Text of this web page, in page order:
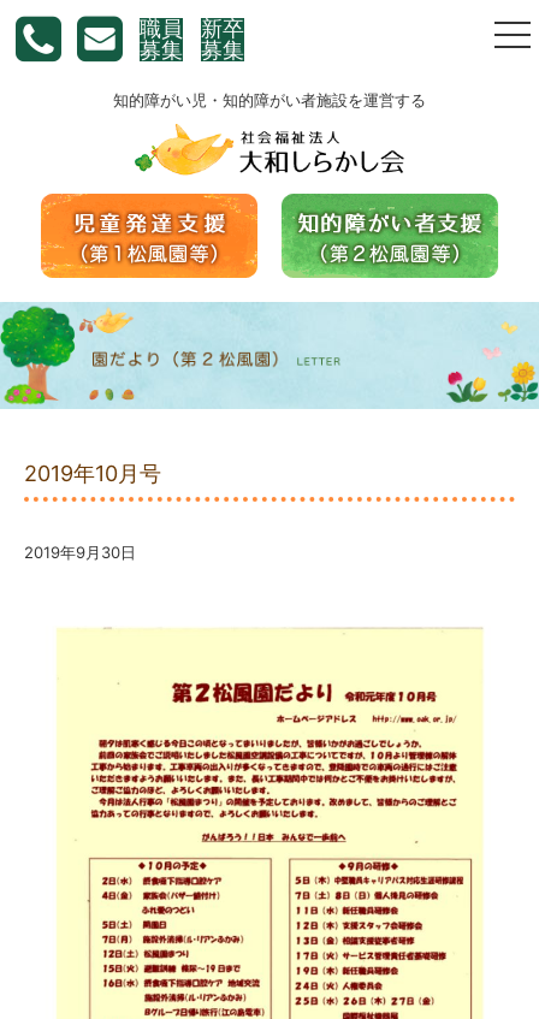
職員
募集
新卒
募集
知的障がい児・知的障がい者施設を運営する
2019年10月号
2019年9月30日